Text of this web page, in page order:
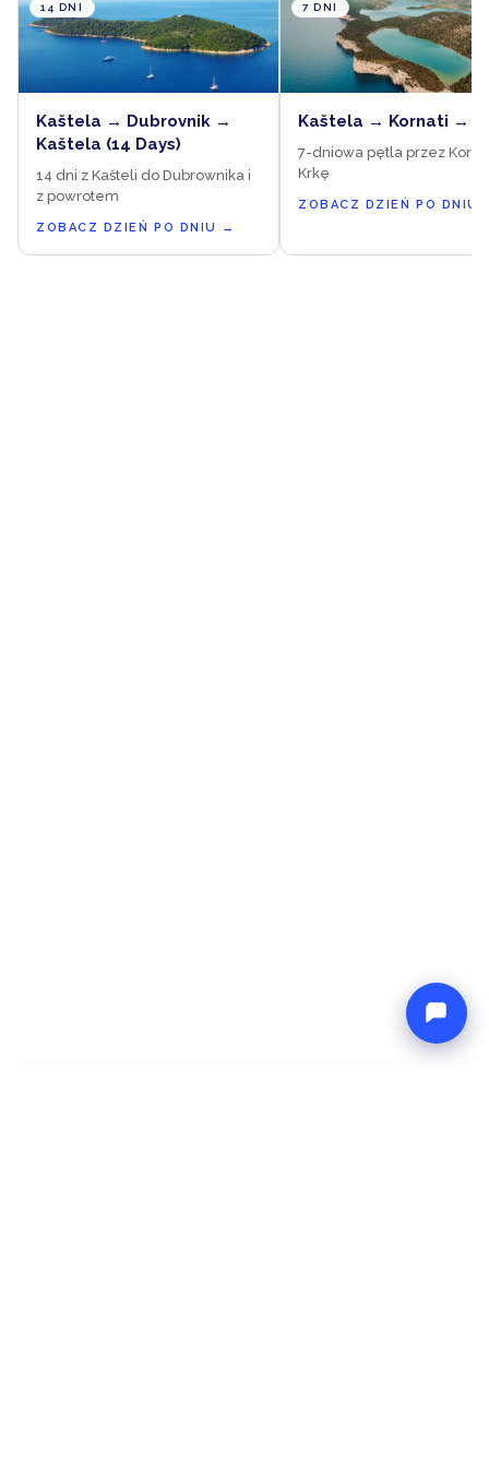
14 DNI
Kaštela → Dubrovnik →
Kaštela (14 Days)
14 dni z Kašteli do Dubrownika i
z powrotem
ZOBACZ DZIEŃ PO DNIU →
7 DNI
Kaštela → Kornati →
7-dniowa pętla przez
Krkę
ZOBACZ DZIEŃ PO DNIU